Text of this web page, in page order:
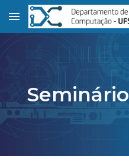
Skip to main content
Seminário